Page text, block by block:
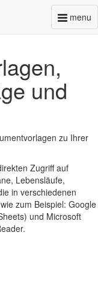
menu
und
zu Ihrer
Zugriff auf
Lebensläufe,
in verschiedenen
zum Beispiel: Google
und Microsoft